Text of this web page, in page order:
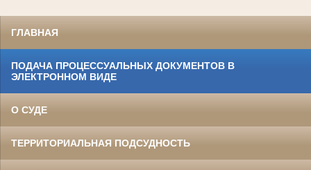
ГЛАВНАЯ
ПОДАЧА ПРОЦЕССУАЛЬНЫХ ДОКУМЕНТОВ В
ЭЛЕКТРОННОМ ВИДЕ
О СУДЕ
ТЕРРИТОРИАЛЬНАЯ ПОДСУДНОСТЬ